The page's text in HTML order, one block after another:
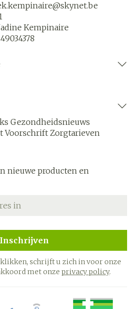
skynet.be
Kempinaire
Gezondheidsnieuws
Voorschrift Zorgtarieven
nieuwe producten en
Inschrijven
schrijft u zich in voor onze
met onze privacy policy.